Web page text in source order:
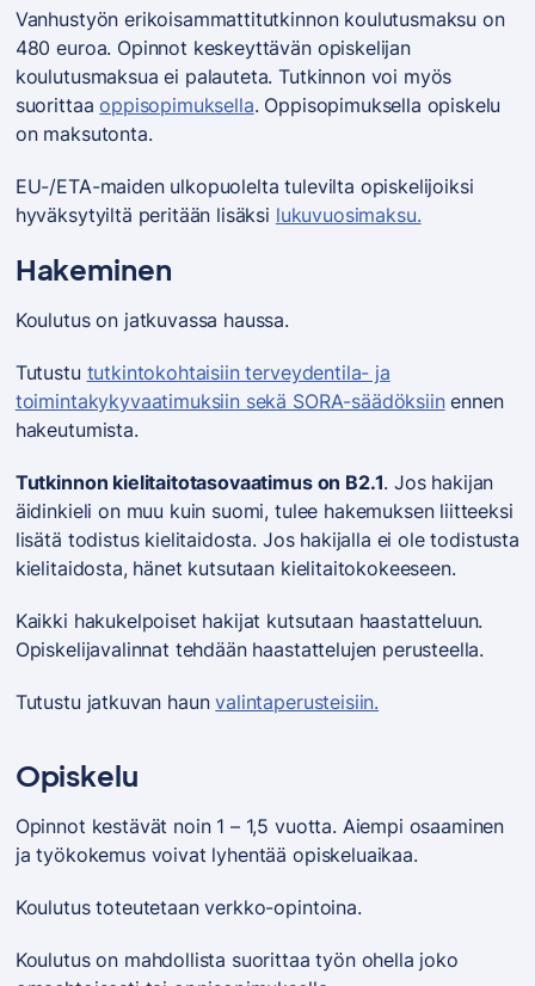
Vanhustyön erikoisammattitutkinnon koulutusmaksu on
480 euroa. Opinnot keskeyttävän opiskelijan
koulutusmaksua ei palauteta. Tutkinnon voi myös
suorittaaoppisopimuksella. Oppisopimuksella opiskelu
on maksutonta.
EU-/ETA-maiden ulkopuolelta tulevilta opiskelijoiksi
hyväksytyiltä peritään lisäksi lukuvuosimaksu.
Hakeminen
Koulutus on jatkuvassa haussa.
Tutustu tutkintokohtaisiin terveydentila- ja
toimintakykyvaatimuksiin sekä SORA-säädöksiinennen
hakeutumista.
Tutkinnon kielitaitotasovaatimus on B2.1. Jos hakijan
äidinkieli on muu kuin suomi, tulee hakemuksen liitteeksi
lisätä todistus kielitaidosta. Jos hakijalla ei ole todistusta
kielitaidosta, hänet kutsutaan kielitaitokokeeseen.
Kaikki hakukelpoiset hakijat kutsutaan haastatteluun.
Opiskelijavalinnat tehdään haastattelujen perusteella.
Tutustu jatkuvan haunvalintaperusteisiin.
Opiskelu
Opinnot kestävät noin 1 – 1,5 vuotta. Aiempi osaaminen
ja työkokemus voivat lyhentää opiskeluaikaa.
Koulutus toteutetaan verkko-opintoina.
Koulutus on mahdollista suorittaa työn ohella joko